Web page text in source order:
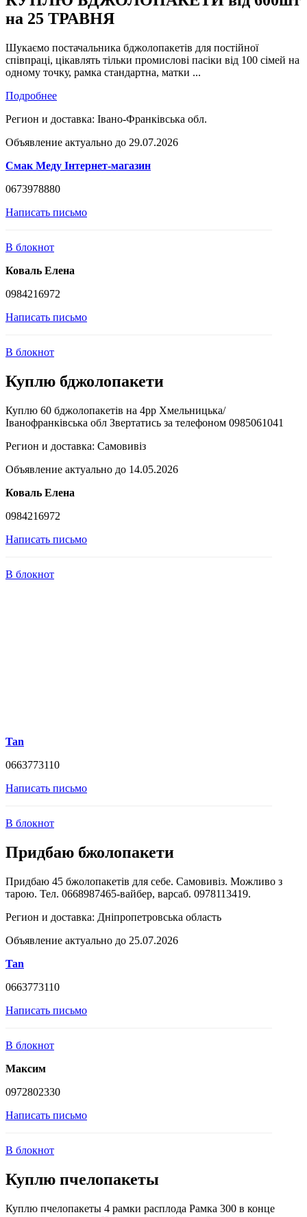
на 25 ТРАВНЯ
Шукаємо постачальника бджолопакетів для постійної
співпраці, цікавлять тільки промислові пасіки від 100 сімей на
одному точку, рамка стандартна, матки ...
Подробнее
Регион и доставка: Івано-Франківська обл.
Объявление актуально до 29.07.2026
Смак Меду Інтернет-магазин
0673978880
Написать письмо
В блокнот
Коваль Елена
0984216972
Написать письмо
В блокнот
Куплю бджолопакети
Куплю 60 бджолопакетів на 4рр Хмельницька/
Іванофранківська обл Звертатись за телефоном 0985061041
Регион и доставка: Самовивіз
Объявление актуально до 14.05.2026
Коваль Елена
0984216972
Написать письмо
В блокнот
Tan
0663773110
Написать письмо
В блокнот
Придбаю бжолопакети
Придбаю 45 бжолопакетів для себе. Самовивіз. Можливо з
тарою. Тел. 0668987465-вайбер, варсаб. 0978113419.
Регион и доставка: Дніпропетровська область
Объявление актуально до 25.07.2026
Tan
0663773110
Написать письмо
В блокнот
Максим
0972802330
Написать письмо
В блокнот
Куплю пчелопакеты
Куплю пчелопакеты 4 рамки расплода Рамка 300 в конце